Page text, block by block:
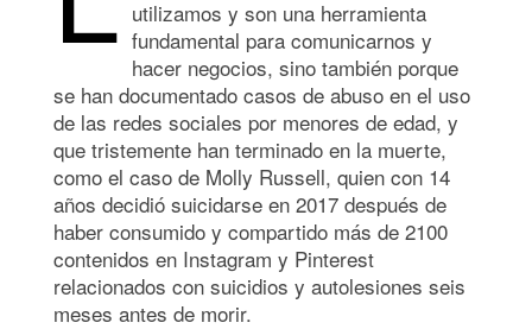
utilizamos y son una herramienta
fundamental para comunicarnos y
hacer negocios, sino también porque
se han documentado casos de abuso en el uso
de las redes sociales por menores de edad, y
que tristemente han terminado en la muerte,
como el caso de Molly Russell, quien con 14
años decidió suicidarse en 2017 después de
haber consumido y compartido más de 2100
contenidos en Instagram y Pinterest
relacionados con suicidios y autolesiones seis
meses antes de morir.